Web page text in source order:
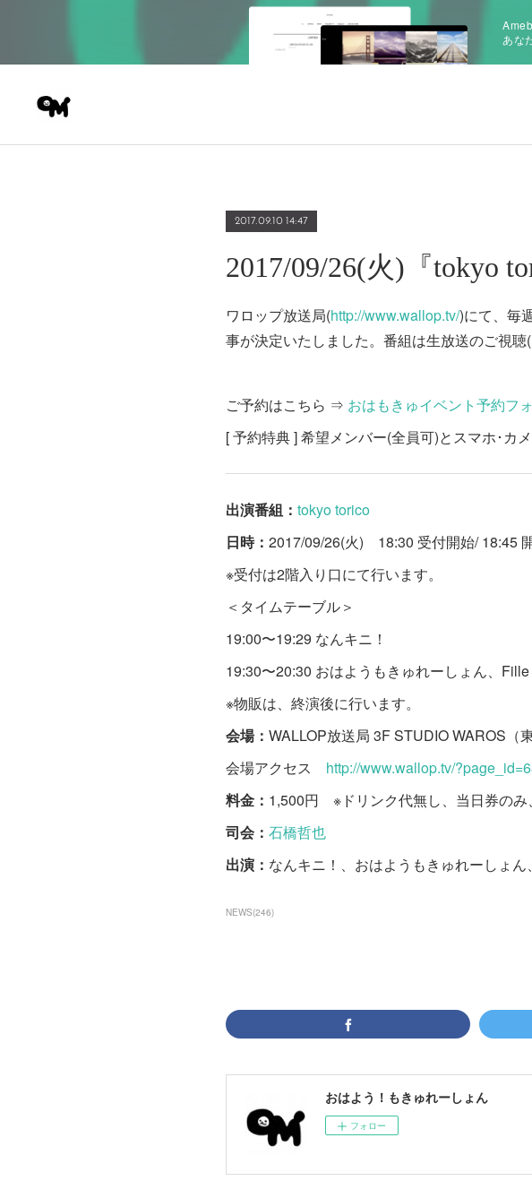
あな
2017.09.10 14:47
2017/09/26(火)『tokyo
ワロップ放送局(http://www.wallop.tv/)にて、毎
事が決定いたしました。番組は生放送のご視聴(
ご予約はこちら ⇒ おはもきゅイベント予約フ
[ 予約特典 ] 希望メンバー(全員可)とスマホ･カ
出演番組： tokyo torico
日時： 2017/09/26(火) 18:30 受付開始/ 18:45
※受付は2階入り口にて行います。
＜タイムテーブル＞
19:00〜19:29 なんキニ！
19:30〜20:30 おはようもきゅれーしょん、
※物販は、終演後に行います。
会場： WALLOP放送局 3F STUDIO WAROS（
会場アクセス http://www.wallop.tv/
料金： 1,500円 ※ドリンク代無し、当日券のみ
司会： 石橋哲也
出演： なんキニ！、おはようもきゅれーしょ
NEWS(246)
おはよう！もきゅれーしょん
フォロー